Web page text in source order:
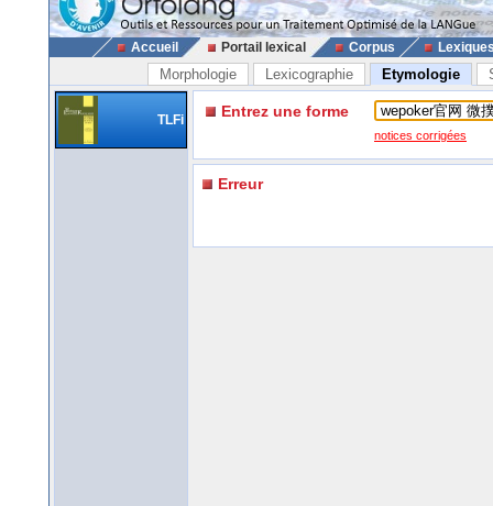
Accueil Portail lexical Corpus
Morphologie Lexicographie Etymologie
TLFi Entrez une forme
notices corrigées
Erreur